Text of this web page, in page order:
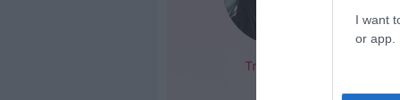
I want
or app.